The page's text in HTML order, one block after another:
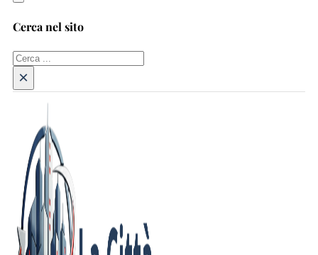
Cerca nel sito
Cerca
×